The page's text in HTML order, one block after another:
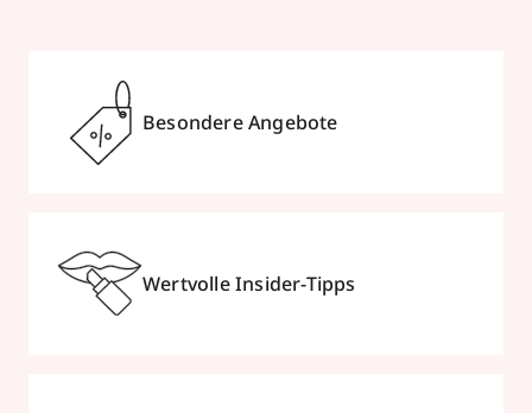
Besondere Angebote
Wertvolle Insider-Tipps